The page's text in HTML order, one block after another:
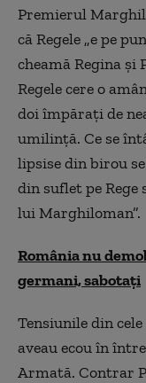
Premierul
că Regele „e pe
cheamă Regina şi
Regele cere o
doi împăraţi de
umilinţă. Ce se
lipsise din birou
din suflet pe
lui Marghiloman”.
România nu
germani, sabotați
Tensiunile din
aveau ecou în
Armată. Contrar